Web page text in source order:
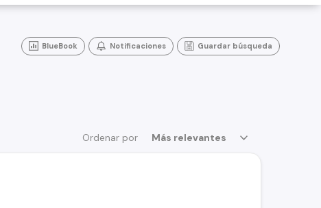
BlueBook Notificaciones Guardar búsqueda
Ordenar por Más relevantes